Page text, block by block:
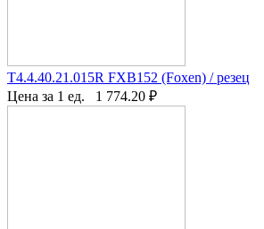
T4.4.40.21.015R FXB152 (Foxen) / резец
Цена за 1 ед.
1 774.20 ₽